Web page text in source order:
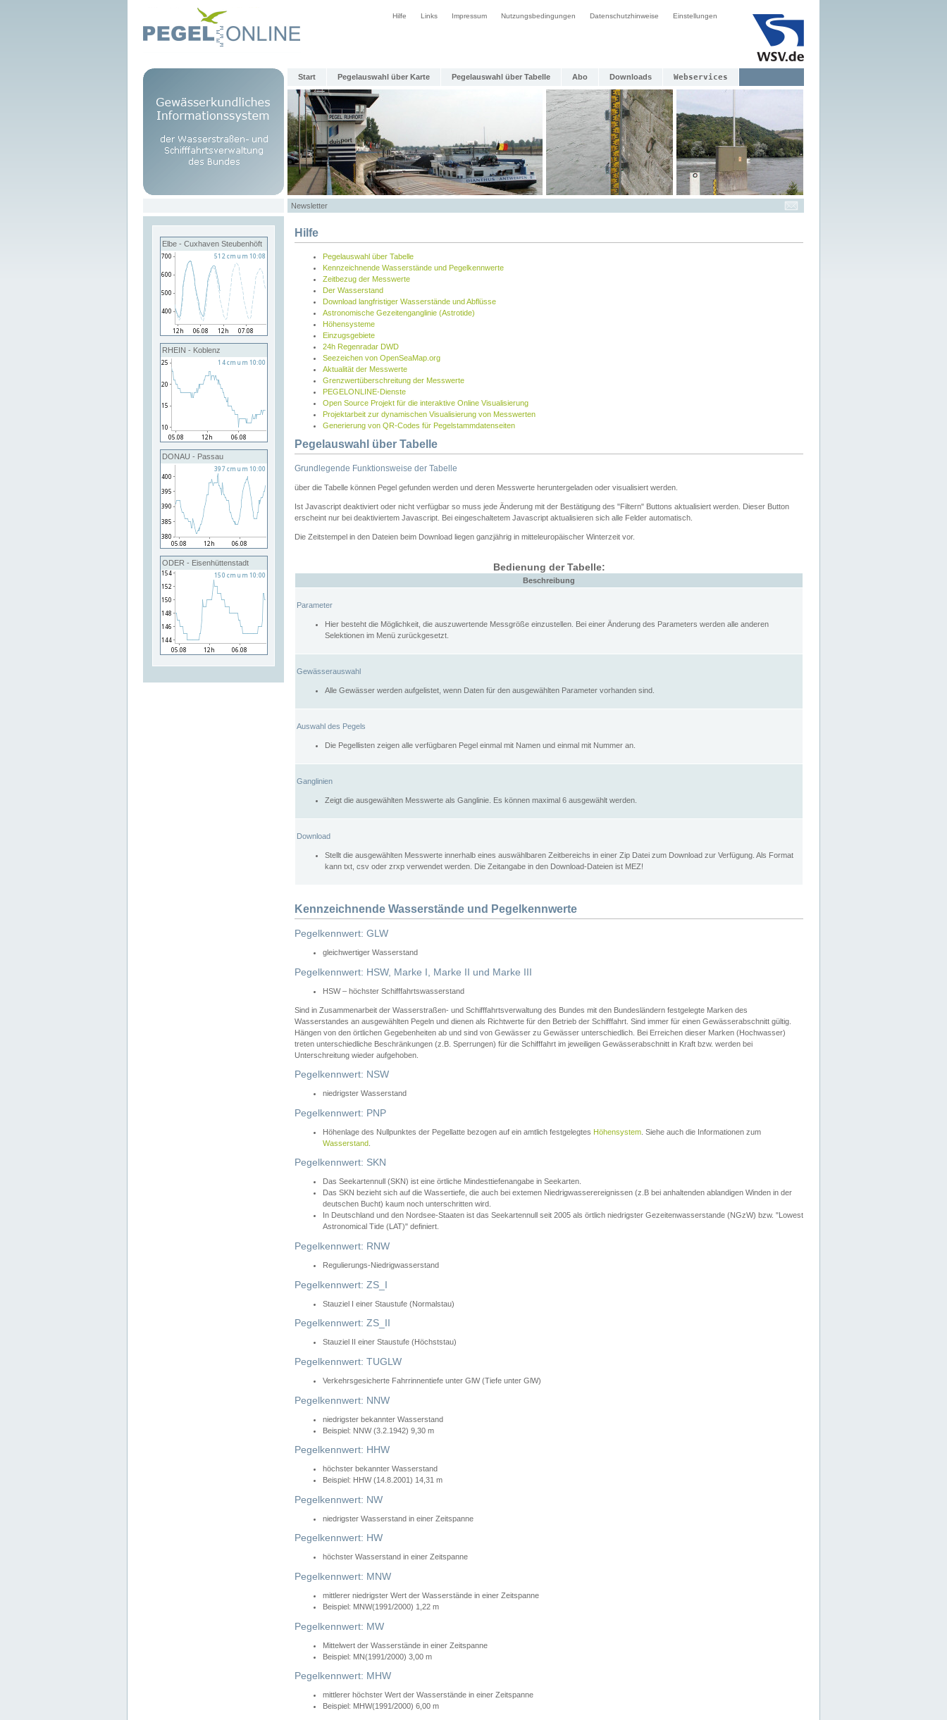
Hilfe Links Impressum Nutzungsbedingungen Datenschutzhinweise Einstellungen
Start Pegelauswahl über Karte Pegelauswahl über Tabelle Abo Downloads Webservices
Newsletter
Elbe - Cuxhaven Steubenhöft
RHEIN - Koblenz
DONAU - Passau
ODER - Eisenhüttenstadt
Hilfe
Pegelauswahl über Tabelle
Kennzeichnende Wasserstände und Pegelkennwerte
Zeitbezug der Messwerte
Der Wasserstand
Download langfristiger Wasserstände und Abflüsse
Astronomische Gezeitenganglinie (Astrotide)
Höhensysteme
Einzugsgebiete
24h Regenradar DWD
Seezeichen von OpenSeaMap.org
Aktualität der Messwerte
Grenzwertüberschreitung der Messwerte
PEGELONLINE-Dienste
Open Source Projekt für die interaktive Online Visualisierung
Projektarbeit zur dynamischen Visualisierung von Messwerten
Generierung von QR-Codes für Pegelstammdatenseiten
Pegelauswahl über Tabelle
Grundlegende Funktionsweise der Tabelle
über die Tabelle können Pegel gefunden werden und deren Messwerte heruntergeladen oder visualisiert werden.
Ist Javascript deaktiviert oder nicht verfügbar so muss jede Änderung mit der Bestätigung des "Filtern" Buttons aktualisiert werden. Dieser Button
erscheint nur bei deaktiviertem Javascript. Bei eingeschaltetem Javascript aktualisieren sich alle Felder automatisch.
Die Zeitstempel in den Dateien beim Download liegen ganzjährig in mitteleuropäischer Winterzeit vor.
Bedienung der Tabelle:
Beschreibung
Parameter
Hier besteht die Möglichkeit, die auszuwertende Messgröße einzustellen. Bei einer Änderung des Parameters werden alle anderen
Selektionen im Menü zurückgesetzt.
Gewässerauswahl
Alle Gewässer werden aufgelistet, wenn Daten für den ausgewählten Parameter vorhanden sind.
Auswahl des Pegels
Die Pegellisten zeigen alle verfügbaren Pegel einmal mit Namen und einmal mit Nummer an.
Ganglinien
Zeigt die ausgewählten Messwerte als Ganglinie. Es können maximal 6 ausgewählt werden.
Download
Stellt die ausgewählten Messwerte innerhalb eines auswählbaren Zeitbereichs in einer Zip Datei zum Download zur Verfügung. Als Format
kann txt, csv oder zrxp verwendet werden. Die Zeitangabe in den Download-Dateien ist MEZ!
Kennzeichnende Wasserstände und Pegelkennwerte
Pegelkennwert: GLW
gleichwertiger Wasserstand
Pegelkennwert: HSW, Marke I, Marke II und Marke III
HSW – höchster Schifffahrtswasserstand
Sind in Zusammenarbeit der Wasserstraßen- und Schifffahrtsverwaltung des Bundes mit den Bundesländern festgelegte Marken des
Wasserstandes an ausgewählten Pegeln und dienen als Richtwerte für den Betrieb der Schifffahrt. Sind immer für einen Gewässerabschnitt gültig.
Hängen von den örtlichen Gegebenheiten ab und sind von Gewässer zu Gewässer unterschiedlich. Bei Erreichen dieser Marken (Hochwasser)
treten unterschiedliche Beschränkungen (z.B. Sperrungen) für die Schifffahrt im jeweiligen Gewässerabschnitt in Kraft bzw. werden bei
Unterschreitung wieder aufgehoben.
Pegelkennwert: NSW
niedrigster Wasserstand
Pegelkennwert: PNP
Höhenlage des Nullpunktes der Pegellatte bezogen auf ein amtlich festgelegtes Höhensystem . Siehe auch die Informationen zum
Wasserstand
Pegelkennwert: SKN
Das Seekartennull (SKN) ist eine örtliche Mindesttiefenangabe in Seekarten.
Das SKN bezieht sich auf die Wassertiefe, die auch bei extemen Niedrigwasserereignissen (z.B bei anhaltenden ablandigen Winden in der
deutschen Bucht) kaum noch unterschritten wird.
In Deutschland und den Nordsee-Staaten ist das Seekartennull seit 2005 als örtlich niedrigster Gezeitenwasserstande (NGzW) bzw. "Lowest
Astronomical Tide (LAT)" definiert.
Pegelkennwert: RNW
Regulierungs-Niedrigwasserstand
Pegelkennwert: ZS_I
Stauziel I einer Staustufe (Normalstau)
Pegelkennwert: ZS_II
Stauziel II einer Staustufe (Höchststau)
Pegelkennwert: TUGLW
Verkehrsgesicherte Fahrrinnentiefe unter GlW (Tiefe unter GlW)
Pegelkennwert: NNW
niedrigster bekannter Wasserstand
Beispiel: NNW (3.2.1942) 9,30 m
Pegelkennwert: HHW
höchster bekannter Wasserstand
Beispiel: HHW (14.8.2001) 14,31 m
Pegelkennwert: NW
niedrigster Wasserstand in einer Zeitspanne
Pegelkennwert: HW
höchster Wasserstand in einer Zeitspanne
Pegelkennwert: MNW
mittlerer niedrigster Wert der Wasserstände in einer Zeitspanne
Beispiel: MNW(1991/2000) 1,22 m
Pegelkennwert: MW
Mittelwert der Wasserstände in einer Zeitspanne
Beispiel: MN(1991/2000) 3,00 m
Pegelkennwert: MHW
mittlerer höchster Wert der Wasserstände in einer Zeitspanne
Beispiel: MHW(1991/2000) 6,00 m